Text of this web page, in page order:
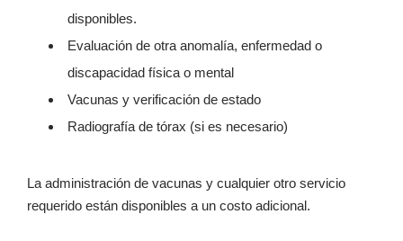
disponibles.
Evaluación de otra anomalía, enfermedad o
discapacidad física o mental
Vacunas y verificación de estado
Radiografía de tórax (si es necesario)
La administración de vacunas y cualquier otro servicio
requerido están disponibles a un costo adicional.